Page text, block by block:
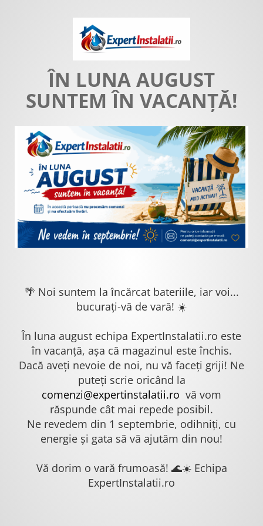
ÎN LUNA AUGUST
SUNTEM ÎN VACANȚĂ!
🌴 Noi suntem la încărcat bateriile, iar voi...
bucurați-vă de vară! ☀️
În luna august echipa ExpertInstalatii.ro este
în vacanță, așa că magazinul este închis.
Dacă aveți nevoie de noi, nu vă faceți griji! Ne
puteți scrie oricând la
comenzi@expertinstalatii.ro vă vom
răspunde cât mai repede posibil.
Ne revedem din 1 septembrie, odihniți, cu
energie și gata să vă ajutăm din nou!
Vă dorim o vară frumoasă! 🌊☀️ Echipa
ExpertInstalatii.ro